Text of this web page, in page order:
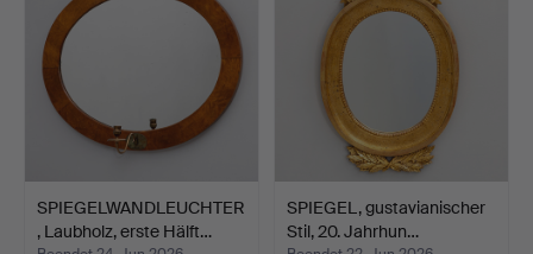
SPIEGELWANDLEUCHTER
, Laubholz, erste Hälft…
SPIEGEL, gustavianischer
Stil, 20. Jahrhun…